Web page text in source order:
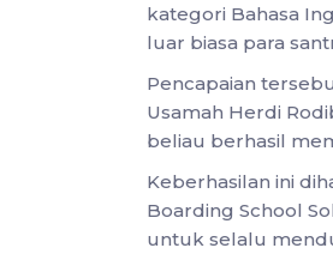
kategori Bahasa
luar biasa para
Pencapaian
Usamah Herdi
beliau berhasil
Keberhasilan ini
Boarding School
untuk selalu